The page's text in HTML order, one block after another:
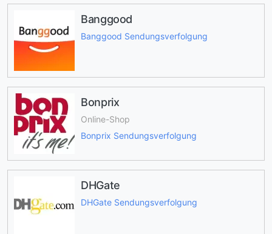
Banggood
Banggood Sendungsverfolgung
Bonprix
Online-Shop
Bonprix Sendungsverfolgung
DHGate
DHGate Sendungsverfolgung